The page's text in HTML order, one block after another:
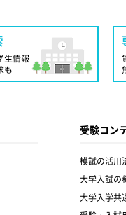
受験コン
模試の活用
大学入試の
大学入学共